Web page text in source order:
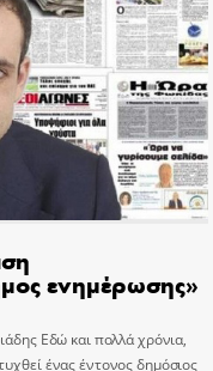
ενημέρωσης»
Εδώ και πολλά χρόνια,
ένας έντονος δημόσιος